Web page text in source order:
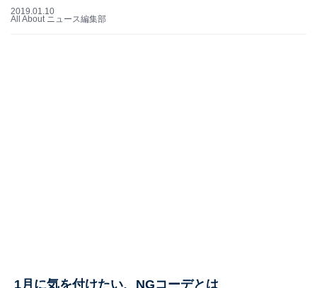
2019.01.10
All About ニュース編集部
1月に気を付けたい、NGコーデとは